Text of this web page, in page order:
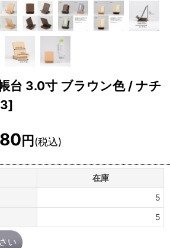
台 3.0寸 ブラウン色 / ナチ
]
円(税込)
在庫
5
5
い